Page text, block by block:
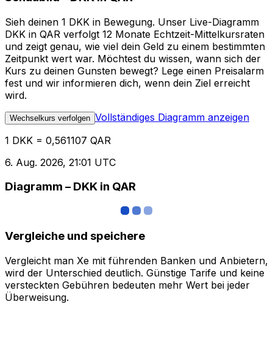
Sieh deinen 1 DKK in Bewegung. Unser Live-Diagramm
DKK in QAR verfolgt 12 Monate Echtzeit-Mittelkursraten
und zeigt genau, wie viel dein Geld zu einem bestimmten
Zeitpunkt wert war. Möchtest du wissen, wann sich der
Kurs zu deinen Gunsten bewegt? Lege einen Preisalarm
fest und wir informieren dich, wenn dein Ziel erreicht
wird.
Wechselkurs verfolgen Vollständiges Diagramm anzeigen
1 DKK = 0,561107 QAR
6. Aug. 2026, 21:01 UTC
Diagramm – DKK in QAR
Vergleiche und speichere
Vergleicht man Xe mit führenden Banken und Anbietern,
wird der Unterschied deutlich. Günstige Tarife und keine
versteckten Gebühren bedeuten mehr Wert bei jeder
Überweisung.